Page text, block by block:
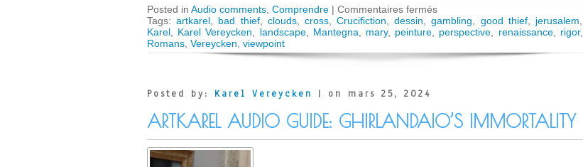
Posted in Audio comments Comprendre | Commentaires ferméssur
ARTKAREL
AUDIO
The
(Paris)
Tags:artkarel bad thief, clouds, cross,Crucifiction ,dessin ,gambling good thief, jerusalem
Karel
Karel Vereycken landscape, Mantegna mary, peinture perspective renaissance, rigor,
Romans Vereycken viewpoint
Posted by: Karel Vereycken | on mars 25, 2024
ARTKAREL AUDIO GUIDE: GHIRLANDAIO’S IMMORTALITY